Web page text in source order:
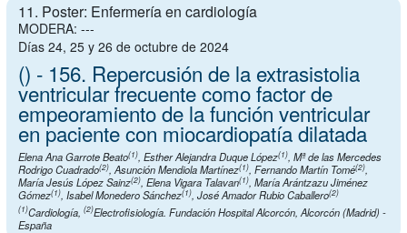
11. Poster: Enfermería en cardiología
MODERA: ---
Días 24, 25 y 26 de octubre de 2024
() - 156. Repercusión de la extrasistolia
ventricular frecuente como factor de
empeoramiento de la función ventricular
en paciente con miocardiopatía dilatada
Elena Ana Garrote Beato(1),Esther Alejandra Duque López(1),Mª de las Mercedes
Rodrigo Cuadrado(2),Asunción Mendiola Martínez(1),Fernando Martín Tomé(2),
María Jesús López Sainz(2),Elena Vigara Talavan(1),María Arántzazu Jiménez
Gómez(1),Isabel Monedero Sánchez(1),José Amador Rubio Caballero(2)
(1)Cardiología,(2)Electrofisiología. Fundación Hospital Alcorcón, Alcorcón (Madrid) -
España